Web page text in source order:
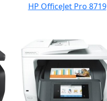
HP OfficeJet Pro 8719